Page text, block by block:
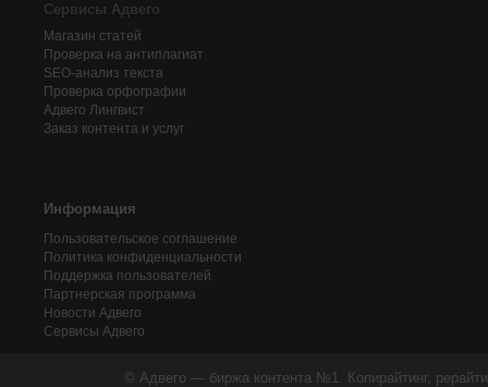
Сервисы Адвего
Магазин статей
Проверка на антиплагиат
SEO-анализ текста
Проверка орфографии
Адвего Лингвист
Заказ контента и услуг
Информация
Пользовательское соглашение
Политика конфиденциальности
Поддержка пользователей
Партнерская программа
Новости Адвего
Сервисы Адвего
© Адвего — биржа контента №1. Копирайтинг,